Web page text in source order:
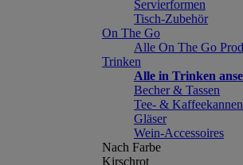
Servierformen
Tisch-Zubehör
On The Go
Alle On The Go
Trinken
Alle in Trinken
Becher & Tassen
Tee- & Kaffeekannen
Gläser
Wein-Accessoires
Nach Farbe
Kirschrot